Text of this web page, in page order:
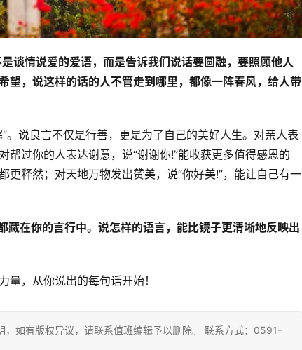
谈情说爱的爱语，而是告诉我们说话要圆融，要照顾他人
望，说这样的话的人不管走到哪里，都像一阵春风，给人带
。说良言不仅是行善，更是为了自己的美好人生。对亲人表
帮过你的人表达谢意，说“谢谢你!”能收获更多值得感恩的
更释然；对天地万物发出赞美，说“你好美!”，能让自己有一
藏在你的言行中。说怎样的语言，能比镜子更清晰地反映出
，从你说出的每句话开始！
如有版权异议，请联系值班编辑予以删除。 联系方式：0591-